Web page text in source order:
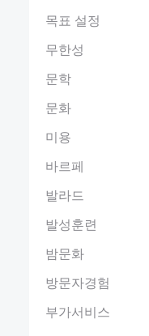
목표 설정
무한성
문학
문화
미용
바르페
발라드
발성훈련
밤문화
방문자경험
부가서비스